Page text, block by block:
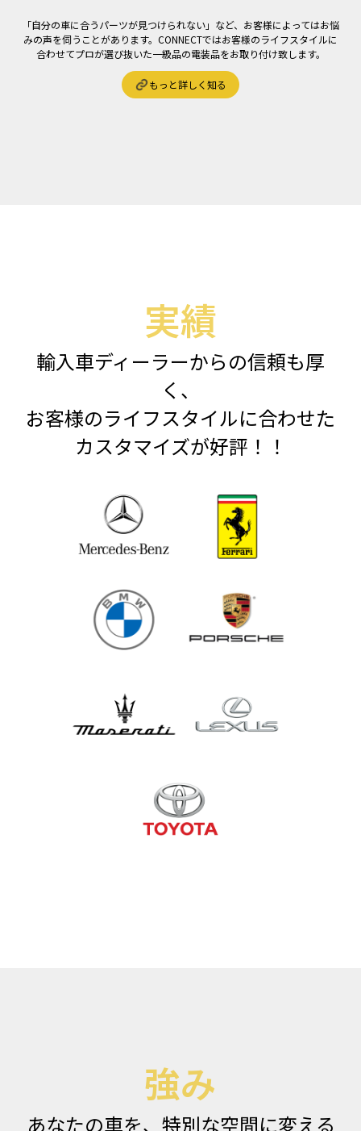
「自分の車に合うパーツが見つけられない」など、お客様によってはお悩
みの声を伺うことがあります。CONNECTではお客様のライフスタイルに
合わせてプロが選び抜いた一級品の電装品をお取り付け致します。
もっと詳しく知る
実績
輸入車ディーラーからの信頼も厚
く、
お客様のライフスタイルに合わせた
カスタマイズが好評！！
強み
あなたの車を、特別な空間に変える